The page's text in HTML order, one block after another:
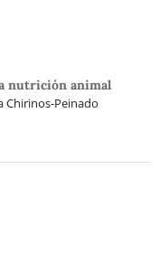
nutrición animal
Chirinos-Peinado